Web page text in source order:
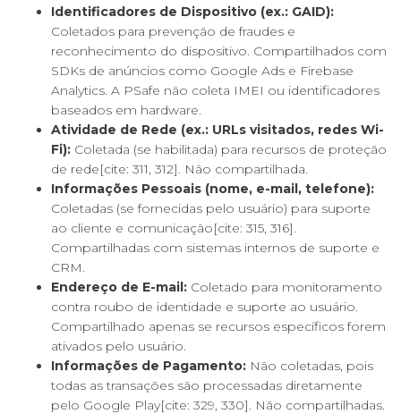
Identificadores de Dispositivo (ex.: GAID):
Coletados para prevenção de fraudes e
reconhecimento do dispositivo. Compartilhados com
SDKs de anúncios como Google Ads e Firebase
Analytics. A PSafe não coleta IMEI ou identificadores
baseados em hardware.
Atividade de Rede (ex.: URLs visitados, redes Wi-
Fi): Coletada (se habilitada) para recursos de proteção
de rede[cite: 311, 312]. Não compartilhada.
Informações Pessoais (nome, e-mail, telefone):
Coletadas (se fornecidas pelo usuário) para suporte
ao cliente e comunicação[cite: 315, 316].
Compartilhadas com sistemas internos de suporte e
CRM.
Endereço de E-mail: Coletado para monitoramento
contra roubo de identidade e suporte ao usuário.
Compartilhado apenas se recursos específicos forem
ativados pelo usuário.
Informações de Pagamento: Não coletadas, pois
todas as transações são processadas diretamente
pelo Google Play[cite: 329, 330]. Não compartilhadas.